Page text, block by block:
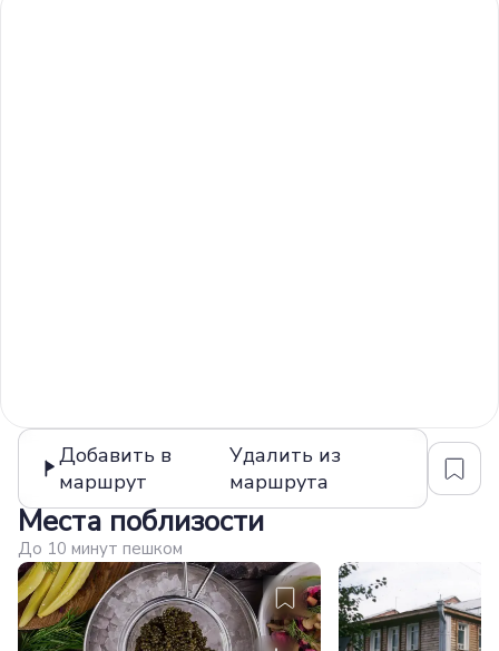
Добавить в
маршрут
Удалить из
маршрута
Места поблизости
До 10 минут пешком